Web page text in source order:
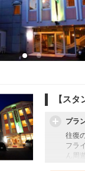
【ス
プラ
往復
フラ
ん周